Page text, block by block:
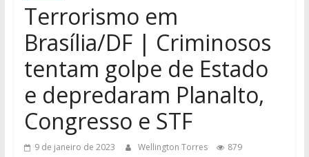
Terrorismo em
Brasília/DF | Criminosos
tentam golpe de Estado
e depredaram Planalto,
Congresso e STF
9 de janeiro de 2023 Wellington Torres
879